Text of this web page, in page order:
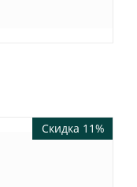
Скидка 11%